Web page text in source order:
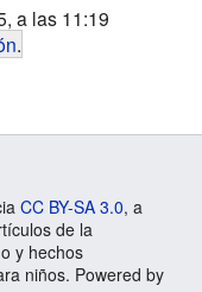
a las 11:19
.
CC BY-SA 3.0, a
de la
y hechos
niños. Powered by